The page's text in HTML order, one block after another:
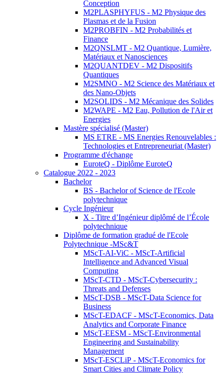
Conception
M2PLASPHYFUS - M2 Physique des
Plasmas et de la Fusion
M2PROBFIN - M2 Probabilités et
Finance
M2QNSLMT - M2 Quantique, Lumière,
Matériaux et Nanosciences
M2QUANTDEV - M2 Dispositifs
Quantiques
M2SMNO - M2 Science des Matériaux et
des Nano-Objets
M2SOLIDS - M2 Mécanique des Solides
M2WAPE - M2 Eau, Pollution de l'Air et
Energies
Mastère spécialisé (Master)
MS ETRE - MS Energies Renouvelables :
Technologies et Entrepreneuriat (Master)
Programme d'échange
EuroteQ - Diplôme EuroteQ
Catalogue 2022 - 2023
Bachelor
BS - Bachelor of Science de l'Ecole
polytechnique
Cycle Ingénieur
X - Titre d’Ingénieur diplômé de l’École
polytechnique
Diplôme de formation gradué de l'Ecole
Polytechnique -MSc&T
MScT-AI-ViC - MScT-Artificial
Intelligence and Advanced Visual
Computing
MScT-CTD - MScT-Cybersecurity :
Threats and Defenses
MScT-DSB - MScT-Data Science for
Business
MScT-EDACF - MScT-Economics, Data
Analytics and Corporate Finance
MScT-EESM - MScT-Environmental
Engineering and Sustainability
Management
MScT-ESCLiP - MScT-Economics for
Smart Cities and Climate Policy